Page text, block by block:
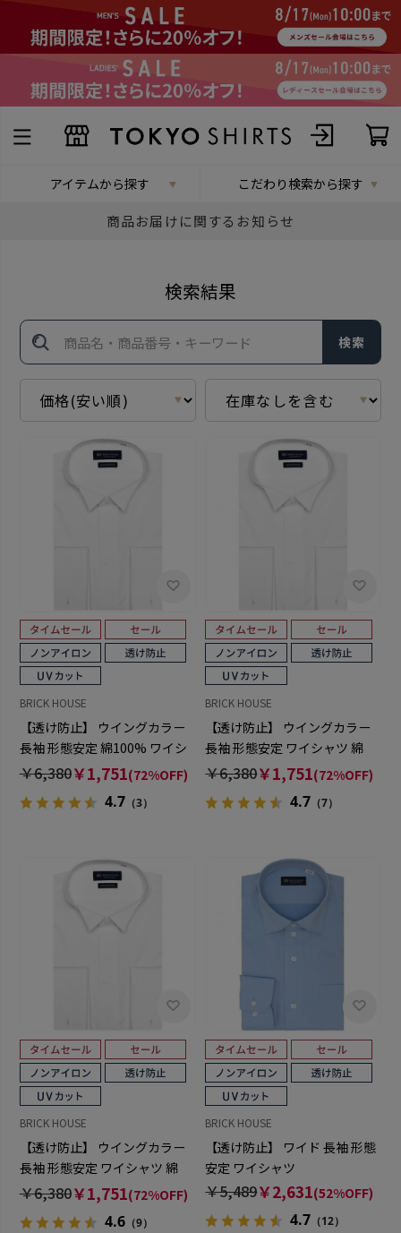
アイテムから探す こだわり検索から探す
商品お届けに関するお知らせ
検索結果
検索
BRICK HOUSE
【透け防止】 ウイングカラー
長袖 形態安定 綿100% ワイシ
ャツ 白無地
￥6,380￥1,751(72%OFF)
4.7（3）
BRICK HOUSE
【透け防止】 ウイングカラー
長袖 形態安定 ワイシャツ 綿
100%
￥6,380￥1,751(72%OFF)
4.7 （7）
BRICK HOUSE
【透け防止】 ウイングカラー
長袖 形態安定 ワイシャツ 綿
100%
￥6,380￥1,751(72%OFF)
4.6（9）
BRICK HOUSE
【透け防止】 ワイド 長袖 形態
安定 ワイシャツ
￥5,489￥2,631(52%OFF)
4.7 （12）